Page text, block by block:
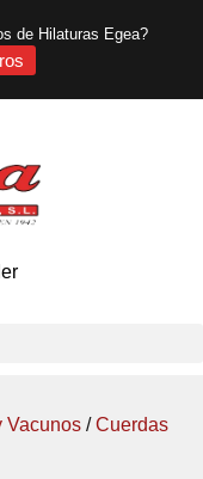
de Hilaturas Egea?
Vacunos /Cuerdas